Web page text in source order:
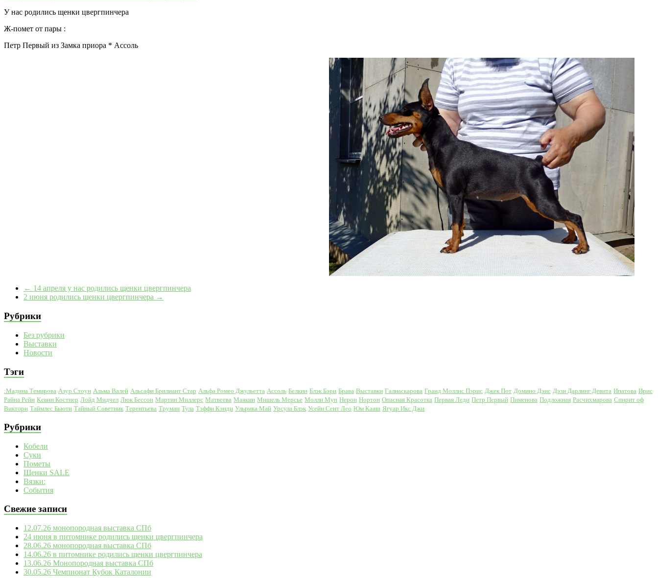
У нас родились щенки цвергпинчера
Ж-помет от пары :
Петр Первый из Замка приора * Ассоль
← 14 апреля у нас родились щенки цвергпинчера
2 июня родились щенки цвергпинчера →
Рубрики
Без рубрики
Выставки
Новости
Тэги
:Мадина Темирова Азур Стоун Альма Валей Альсафи Брилиант Стар Альфа Ромео Джульетта Ассоль Белкин Блэк Бэри Брава Выставки Галиаскарова Гранд Моллис Пэрис Джек Пот Домино Дэнс Дэзи Дарлинг Девита Ипатова Ирис
Райна Рейн Кевин Костнер Лойд Мидчел Люк Бессон Мартин Миллерс Матвеева Маякин Мишель Мерсье Молли Мун Нерон Нортон Опасная Красотка Первая Леди Петр Первый Пименова Подложная Расчихмарова Спирит оф
Виктори Таймлес Бьюти Тайный Советник Терентьева Труман Тула Тэффи Кэнди Ульрика Май Урсула Блэк Усейн Сент Лео Юм Кааш Ягуар Икс Джи
Рубрики
Кобели
Суки
Пометы
Щенки SALE
Вязки:
События
Свежие записи
12.07.26 монопородная выставка СПб
24 июня в питомнике родились щенки цвергпинчера
28.06.26 монопородная выставка СПб
14.06.26 в питомнике родились щенки цвергпинчера
13.06.26 Монопородная выставка СПб
30.05.26 Чемпионат Кубок Каталонии